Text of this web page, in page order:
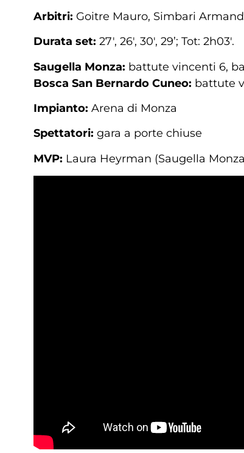
Arbitri: Goitre Mauro, Simbari
Durata set: 27′, 26′, 30′, 29’; Tot: 2h03′.
Saugella Monza: battute vincenti 6,
Bosca San Bernardo Cuneo: battute
Impianto: Arena di Monza
Spettatori: gara a porte chiuse
MVP: Laura Heyrman (Saugella